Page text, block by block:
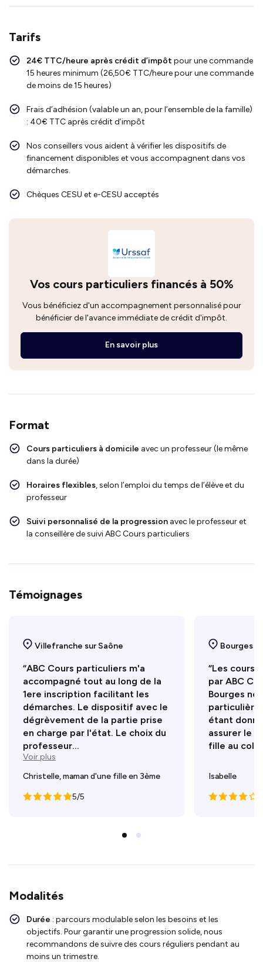
Tarifs
24€ TTC/heure après crédit d’impôt pour une commande
15 heures minimum (26,50€ TTC/heure pour une commande
de moins de 15 heures)
Frais d’adhésion (valable un an, pour l’ensemble de la famille)
: 40€ TTC après crédit d’impôt
Nos conseillers vous aident à vérifier les dispositifs de
financement disponibles et vous accompagnent dans vos
démarches.
Chèques CESU et e-CESU acceptés
Vos cours particuliers financés à 50%
Vous bénéficiez d'un accompagnement personnalisé pour
bénéficier de l'avance immédiate de crédit d'impôt.
En savoir plus
Format
Cours particuliers à domicile avec un professeur (le même
dans la durée)
Horaires flexibles, selon l’emploi du temps de l’élève et du
professeur
Suivi personnalisé de la progression avec le professeur et
la conseillère de suivi ABC Cours particuliers
Témoignages
Villefranche sur Saône
“ABC Cours particuliers m'a
accompagné tout au long de la
1ere inscription facilitant les
démarches. Le dispositif avec le
dégrèvement de la partie prise
en charge par l'état. Le choix du
professeur...
Voir plus
Christelle, maman d'une fille en 3ème
5/5
Bourges
“Les cours
par ABC
Bourges
étant
assurer le
fille au
Isabelle
Modalités
Durée : parcours modulable selon les besoins et les
objectifs. Pour garantir une progression solide, nous
recommandons de suivre des cours réguliers pendant au
moins un trimestre.